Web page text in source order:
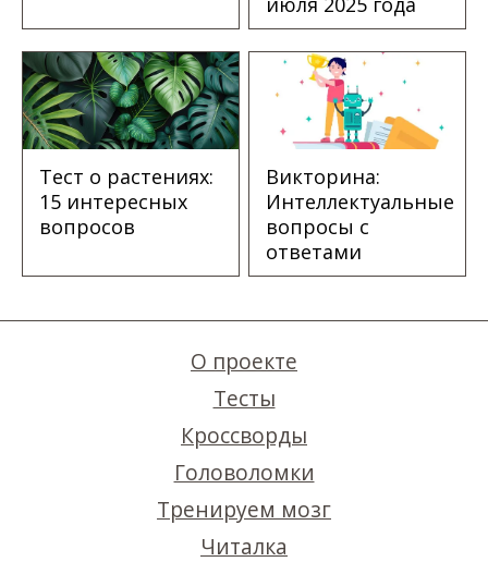
Тест о растениях:
15 интересных
вопросов
Викторина:
Интеллектуальные
вопросы с
ответами
О проекте
Тесты
Кроссворды
Головоломки
Тренируем мозг
Читалка